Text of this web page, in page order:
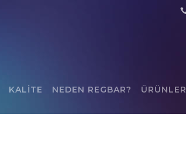
KALİTE NEDEN REGBAR? ÜRÜNLER